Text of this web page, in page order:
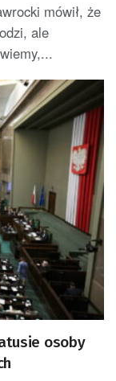
mówił, że
ale
osoby